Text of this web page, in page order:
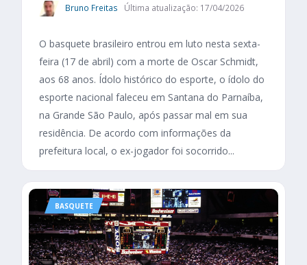
Bruno Freitas Última atualização: 17/04/2026
O basquete brasileiro entrou em luto nesta sexta-
feira (17 de abril) com a morte de Oscar Schmidt,
aos 68 anos. Ídolo histórico do esporte, o ídolo do
esporte nacional faleceu em Santana do Parnaíba,
na Grande São Paulo, após passar mal em sua
residência. De acordo com informações da
prefeitura local, o ex-jogador foi socorrido...
BASQUETE